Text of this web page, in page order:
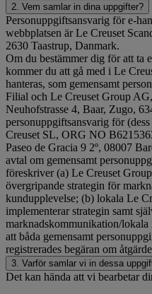
2. Vem samlar in dina uppgifter?
Personuppgiftsansvarig för e-
webbplatsen är Le Creuset
2630 Taastrup, Danmark.
Om du bestämmer dig för att ta
kommer du att gå med i Le
hanteras, som gemensamt
Filial och Le Creuset Group
Neuhofstrasse 4, Baar, Zugo,
personuppgiftsansvarig för
Creuset SL, ORG NO
Paseo de Gracia 9 2º, 08007
avtal om gemensamt
föreskriver (a) Le Creuset
övergripande strategin för
kundupplevelse; (b) lokala Le
implementerar strategin samt
marknadskommunikation/
att båda gemensamt
registrerades begäran om
3. Varför samlar vi in dessa
Det kan hända att vi bearbetar